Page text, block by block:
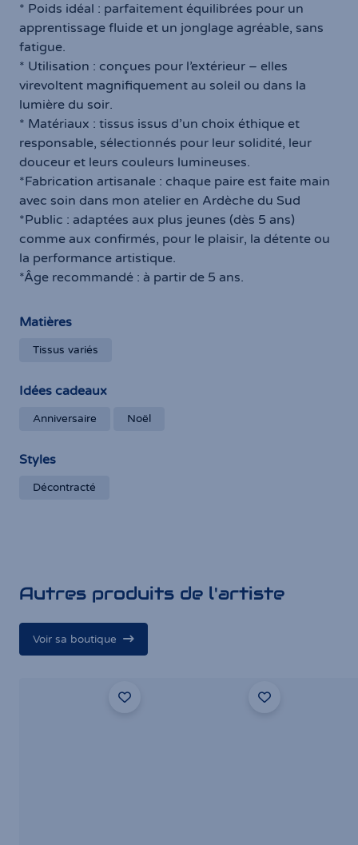
* Poids idéal : parfaitement équilibrées pour un
apprentissage fluide et un jonglage agréable, sans
fatigue.
* Utilisation : conçues pour l’extérieur – elles
virevoltent magnifiquement au soleil ou dans la
lumière du soir.
* Matériaux : tissus issus d’un choix éthique et
responsable, sélectionnés pour leur solidité, leur
douceur et leurs couleurs lumineuses.
*Fabrication artisanale : chaque paire est faite main
avec soin dans mon atelier en Ardèche du Sud
*Public : adaptées aux plus jeunes (dès 5 ans)
comme aux confirmés, pour le plaisir, la détente ou
la performance artistique.
*Âge recommandé : à partir de 5 ans.
Matières
Tissus variés
Idées cadeaux
Anniversaire Noël
Styles
Décontracté
Autres produits de l'artiste
Voir sa boutique